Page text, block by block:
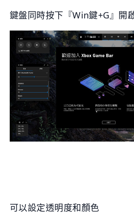
鍵盤同時按下『Win鍵+G』開
可以設定透明度和顏色